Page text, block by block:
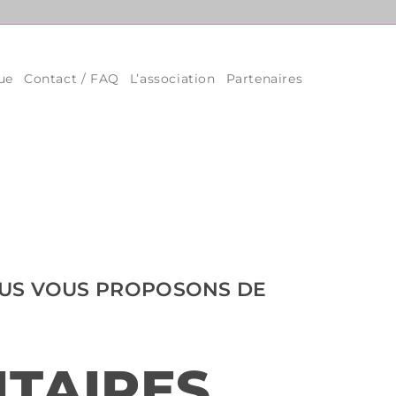
Contact / FAQ L’association Partenaires
VOUS PROPOSONS DE